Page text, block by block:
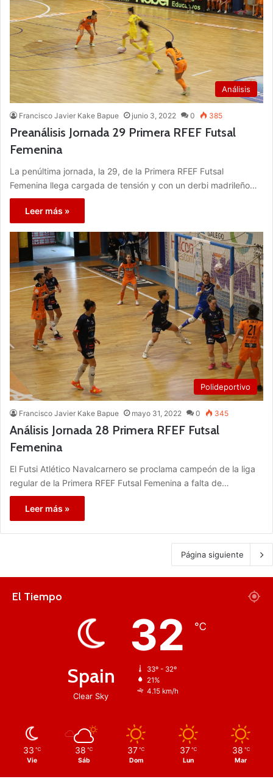
Análisis
Francisco Javier Kake Bapue junio 3, 2022 0 385
Preanálisis Jornada 29 Primera RFEF Futsal
Femenina
La penúltima jornada, la 29, de la Primera RFEF Futsal
Femenina llega cargada de tensión y con un derbi madrileño…
Leer más »
Polideportivo
Francisco Javier Kake Bapue mayo 31, 2022 0 345
Análisis Jornada 28 Primera RFEF Futsal
Femenina
El Futsi Atlético Navalcarnero se proclama campeón de la liga
regular de la Primera RFEF Futsal Femenina a falta de…
Leer más »
Página siguiente
El Tiempo
Spain
Clear Sky
32 ℃
33º - 32º
21%
4.15 km/h
33 ℃
Vie
38 ℃
Sáb
37 ℃
Dom
37 ℃
Lun
38 ℃
Mar